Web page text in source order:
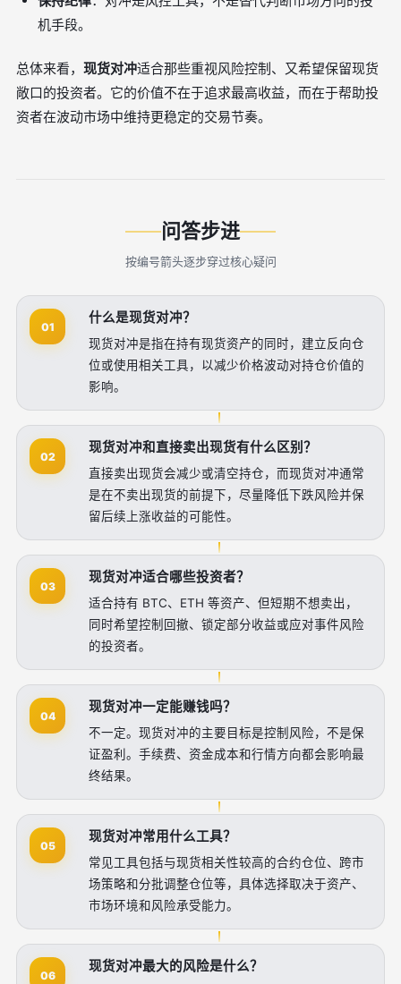
机手段。
总体来看， 现货对冲适合那些重视风险控制、又希望保留现货
敞口的投资者。它的价值不在于追求最高收益，而在于帮助投
资者在波动市场中维持更稳定的交易节奏。
问答步进
按编号箭头逐步穿过核心疑问
01
什么是现货对冲？
现货对冲是指在持有现货资产的同时，建立反向仓
位或使用相关工具，以减少价格波动对持仓价值的
影响。
02
现货对冲和直接卖出现货有什么区别？
直接卖出现货会减少或清空持仓，而现货对冲通常
是在不卖出现货的前提下，尽量降低下跌风险并保
留后续上涨收益的可能性。
03
现货对冲适合哪些投资者？
适合持有 BTC、ETH 等资产、但短期不想卖出，
同时希望控制回撤、锁定部分收益或应对事件风险
的投资者。
04
现货对冲一定能赚钱吗？
不一定。现货对冲的主要目标是控制风险，不是保
证盈利。手续费、资金成本和行情方向都会影响最
终结果。
05
现货对冲常用什么工具？
常见工具包括与现货相关性较高的合约仓位、跨市
场策略和分批调整仓位等，具体选择取决于资产、
市场环境和风险承受能力。
06
现货对冲最大的风险是什么？